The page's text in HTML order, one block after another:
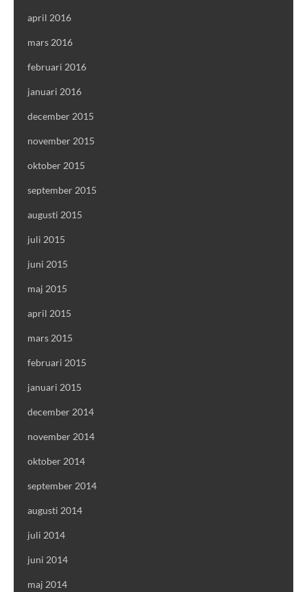
april 2016
mars 2016
februari 2016
januari 2016
december 2015
november 2015
oktober 2015
september 2015
augusti 2015
juli 2015
juni 2015
maj 2015
april 2015
mars 2015
februari 2015
januari 2015
december 2014
november 2014
oktober 2014
september 2014
augusti 2014
juli 2014
juni 2014
maj 2014